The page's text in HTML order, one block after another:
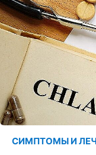
СИМПТОМЫ И